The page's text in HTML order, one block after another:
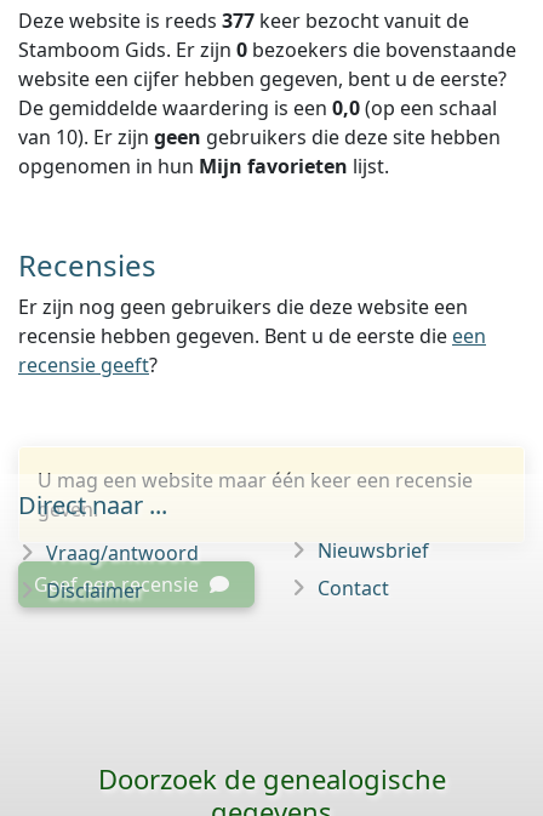
Deze website is reeds 377 keer bezocht vanuit de
Stamboom Gids. Er zijn 0 bezoekers die bovenstaande
website een cijfer hebben gegeven, bent u de eerste?
De gemiddelde waardering is een 0,0(op een schaal
van 10). Er zijn geen gebruikers die deze site hebben
opgenomen in hun Mijn favorieten lijst.
Recensies
Er zijn nog geen gebruikers die deze website een
recensie hebben gegeven. Bent u de eerste die een
recensie geeft?
U mag een website maar één keer een recensie
geven.
Geef een recensie
Direct naar ...
Vraag/antwoord
Disclaimer
Nieuwsbrief
Contact
Doorzoek de genealogische